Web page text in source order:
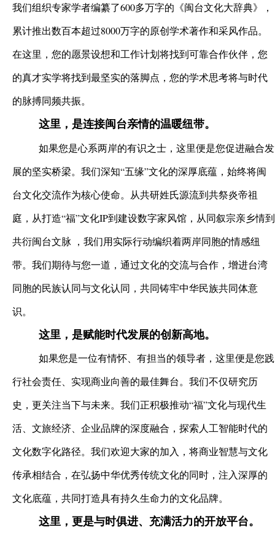
我们组织专家学者编纂了600多万字的《闽台文化大辞典》，
累计推出数百本超过8000万字的原创学术著作和采风作品。
在这里，您的愿景设想和工作计划将找到可靠合作伙伴，您
的真才实学将找到最坚实的落脚点，您的学术思考将与时代
的脉搏同频共振。
这里，是连接闽台亲情的温暖纽带。
如果您是心系两岸的有识之士，这里便是您促进融合发
展的坚实桥梁。我们深知“五缘”文化的深厚底蕴，始终将闽
台文化交流作为核心使命。从共研姓氏源流到共祭炎帝祖
庭，从打造“福”文化IP到建设数字家风馆，从同叙宗亲乡情到
共衍闽台文脉 ，我们用实际行动编织着两岸同胞的情感纽
带。我们期待与您一道，通过文化的交流与合作，增进台湾
同胞的民族认同与文化认同，共同铸牢中华民族共同体意
识。
这里，是赋能时代发展的创新高地。
如果您是一位有情怀、有担当的领导者，这里便是您践
行社会责任、实现商业向善的最佳舞台。我们不仅研究历
史，更关注当下与未来。我们正积极推动“福”文化与现代生
活、文旅经济、企业品牌的深度融合，探索人工智能时代的
文化数字化路径。我们欢迎大家的加入，将商业智慧与文化
传承相结合，在弘扬中华优秀传统文化的同时，注入深厚的
文化底蕴，共同打造具有持久生命力的文化品牌。
这里，更是与时俱进、充满活力的开放平台。